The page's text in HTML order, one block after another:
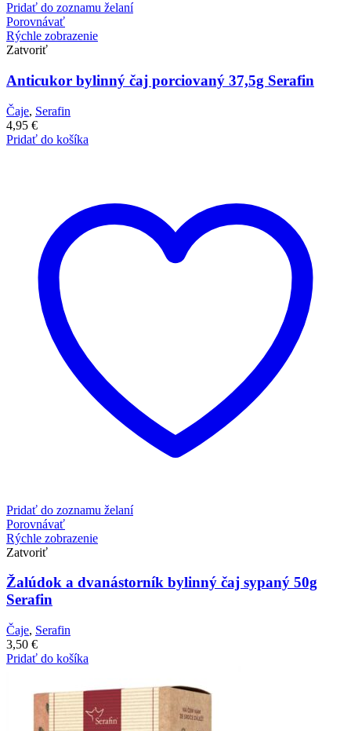
Pridať do zoznamu želaní
Porovnávať
Rýchle zobrazenie
Zatvoriť
Anticukor bylinný čaj porciovaný 37,5g Serafin
Čaje, Serafin
4,95 €
Pridať do košíka
Pridať do zoznamu želaní
Porovnávať
Rýchle zobrazenie
Zatvoriť
Žalúdok a dvanástorník bylinný čaj sypaný 50g
Serafin
Čaje, Serafin
3,50 €
Pridať do košíka